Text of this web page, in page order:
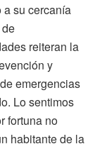
su cercanía
reiteran la
y
emergencias
Lo sentimos
fortuna no
habitante de la